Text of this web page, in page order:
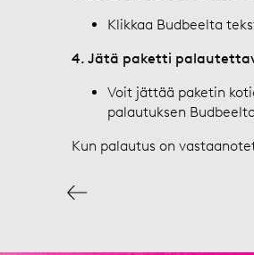
Klikkaa Budbeelta
4. Jätä paketti
Voit jättää paketin
palautuksen
Kun palautus on